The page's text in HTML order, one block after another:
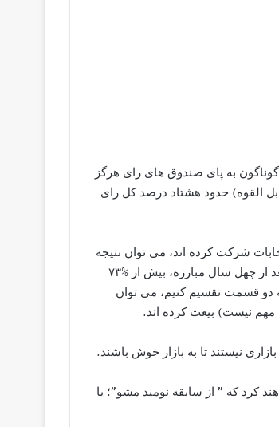
به پای صندوق های رای هرگز
القوه) حدود هشتاد درصد کل رای
شرکت کرده اند، می توان نتیجه
گرفت که کمتر از %۷ مردم به ندای تحریم اپوزیسیون برونمرزی لبیک گفته اند و بعد از چهل سال مبارزه، بیش از %۷۳
دو قسمت تقسیم کنیم، می توان
نیستند تا به بازار خوش باشند.
کرد که ” از سابقه نومید مشو”؛ یا